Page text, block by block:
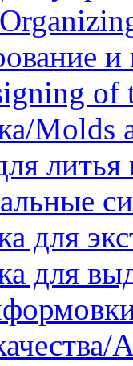
и
of
Molds
литья
для
для